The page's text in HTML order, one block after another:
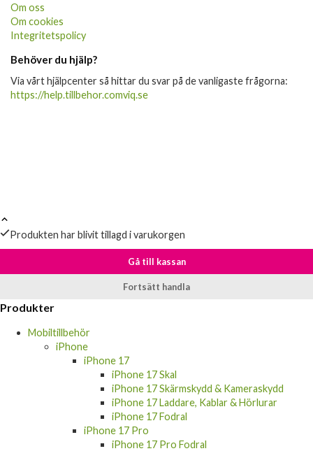
Om oss
Om cookies
Integritetspolicy
Behöver du hjälp?
Via vårt hjälpcenter så hittar du svar på de vanligaste frågorna:
https://help.tillbehor.comviq.se
Produkten har blivit tillagd i varukorgen
Gå till kassan
Fortsätt handla
Produkter
Mobiltillbehör
iPhone
iPhone 17
iPhone 17 Skal
iPhone 17 Skärmskydd & Kameraskydd
iPhone 17 Laddare, Kablar & Hörlurar
iPhone 17 Fodral
iPhone 17 Pro
iPhone 17 Pro Fodral